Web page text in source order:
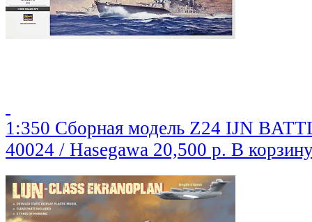
1:350 Сборная модель Z24 IJN
40024 / Hasegawa 20,500 р. В